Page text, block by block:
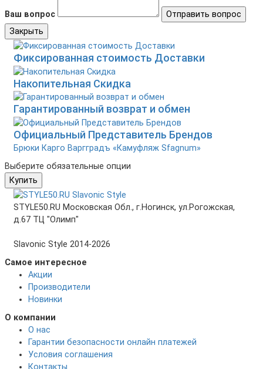
Ваш вопрос
Отправить вопрос
Закрыть
Фиксированная стоимость Доставки
Накопительная Скидка
Гарантированный возврат и обмен
Официальный Представитель Брендов
Брюки Карго Варгградъ «Камуфляж Sfagnum»
Выберите обязательные опции
Купить
STYLE50.RU Московская Обл., г.Ногинск, ул.Рогожская,
д.67 ТЦ "Олимп"
Slavonic Style 2014-2026
Самое интересное
Акции
Производители
Новинки
О компании
О нас
Гарантии безопасности онлайн платежей
Условия соглашения
Контакты